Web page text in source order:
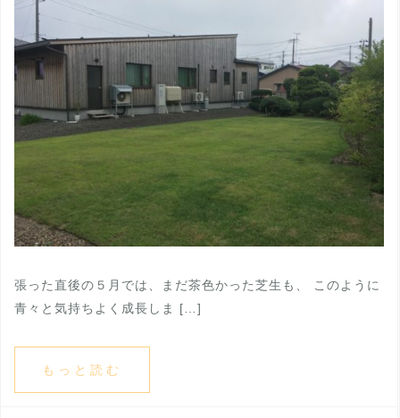
張った直後の５月では、まだ茶色かった芝生も、 このように
青々と気持ちよく成長しま […]
もっと読む